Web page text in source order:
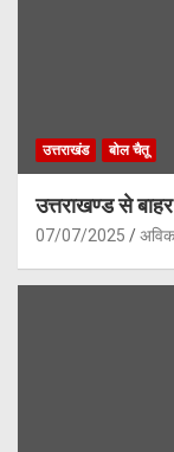
उत्तराखंड बोल चैतू
उत्तराखण्ड से
07/07/2025